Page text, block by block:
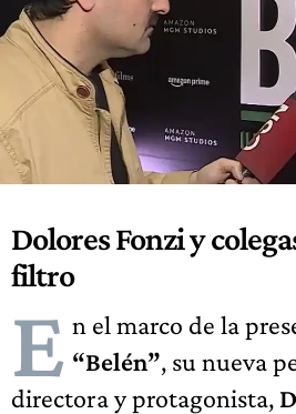
Dolores Fonzi y
filtro
E n el marco de la
“Belén”, su nueva
directora y protagonista,